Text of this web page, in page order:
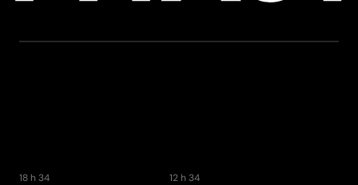
18 h 34 12 h 34